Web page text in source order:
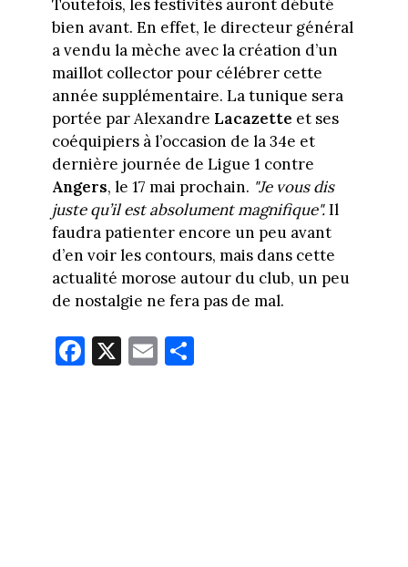
Toutefois, les festivités auront débuté
bien avant. En effet, le directeur général
a vendu la mèche avec la création d’un
maillot collector pour célébrer cette
année supplémentaire. La tunique sera
portée par Alexandre Lacazette et ses
coéquipiers à l’occasion de la 34e et
dernière journée de Ligue 1 contre
Angers, le 17 mai prochain. "Je vous dis
juste qu’il est absolument magnifique".Il
faudra patienter encore un peu avant
d’en voir les contours, mais dans cette
actualité morose autour du club, un peu
de nostalgie ne fera pas de mal.
Fa
ce
X E
m
Pa